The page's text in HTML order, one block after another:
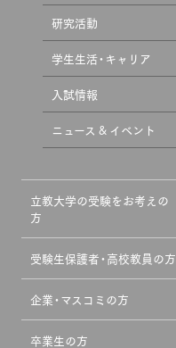
研究活動
学生生活・キャリア
入試情報
ニュース & イベント
立教大学の受験をお考えの
方
受験生保護者・高校教員の方
企業・マスコミの方
卒業生の方